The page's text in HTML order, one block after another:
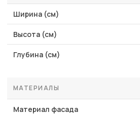
Ширина (см)
Высота (см)
Глубина (см)
МАТЕРИАЛЫ
Материал фасада